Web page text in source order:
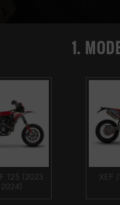
1.
125 (2023
XEF